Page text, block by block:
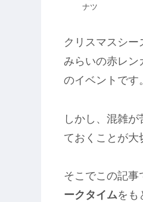
ナツ
クリスマスシ
みらいの赤レン
のイベントです。
しかし、混雑
ておくことが大
そこでこの記事
ークタイムをも